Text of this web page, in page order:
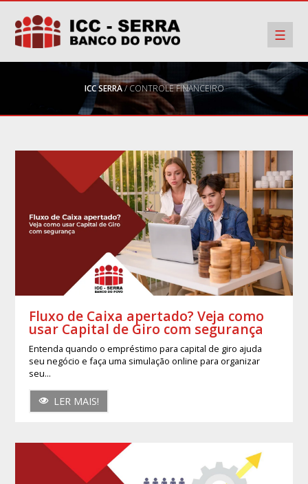
☰
ICC SERRA/ CONTROLE FINANCEIRO
Fluxo de Caixa apertado? Veja como
usar Capital de Giro com segurança
Entenda quando o empréstimo para capital de giro ajuda
seu negócio e faça uma simulação online para organizar
seu...
LER MAIS!